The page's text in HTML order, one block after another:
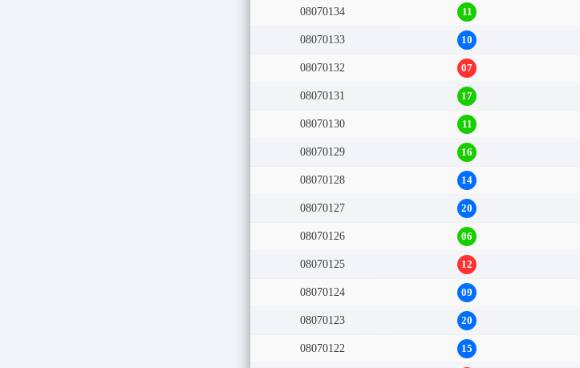
08070134 11
08070133 10
08070132 07
08070131 17
08070130 11
08070129 16
08070128 14
08070127 20
08070126 06
08070125 12
08070124 09
08070123 20
08070122 15